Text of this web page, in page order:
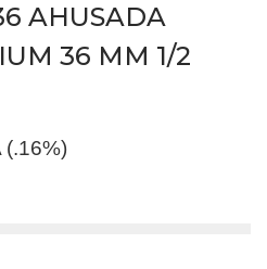
AHUSADA
36 MM 1/2
(.16%)